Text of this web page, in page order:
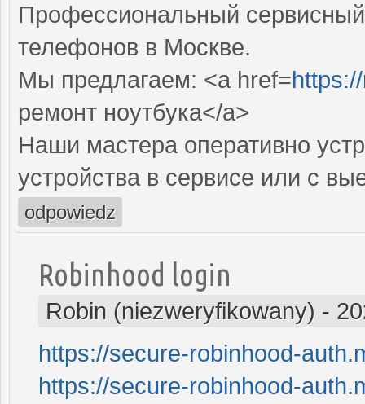
Профессиональный
телефонов в Москве.
Мы предлагаем: <a href=
ремонт ноутбука</a>
Наши мастера оперативно
устройства в сервисе или с
odpowiedz
Robinhood login
Robin (niezweryfikowany) -
https://secure-robinhood-
https://secure-robinhood-